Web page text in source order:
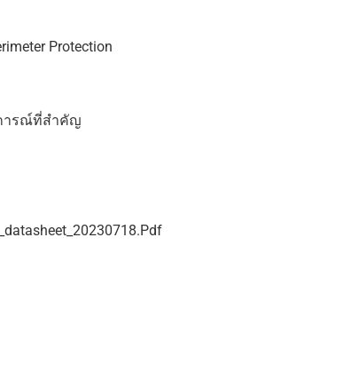
Protection
การณ์ที่สำคัญ